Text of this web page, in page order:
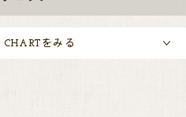
CHART をみる